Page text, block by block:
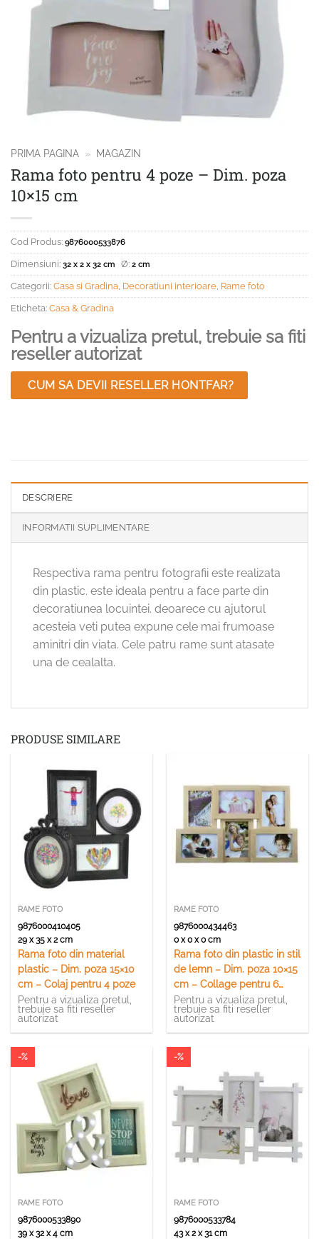
PRIMA PAGINA » MAGAZIN
Rama foto pentru 4 poze – Dim. poza
10×15 cm
Cod Produs: 9876000533876
Dimensiuni: 32 x 2 x 32 cm Ø: 2 cm
Categorii: Casa si Gradina Decoratiuni interioare Rame foto
Eticheta: Casa & Gradina
Pentru a vizualiza pretul, trebuie sa fiti
reseller autorizat
CUM SA DEVII RESELLER HONTFAR?
DESCRIERE
INFORMATII SUPLIMENTARE
Respectiva rama pentru fotografii este realizata
din plastic. este ideala pentru a face parte din
decoratiunea locuintei. deoarece cu ajutorul
acesteia veti putea expune cele mai frumoase
aminitri din viata. Cele patru rame sunt atasate
una de cealalta.
PRODUSE SIMILARE
RAME FOTO
9876000410405
29 x 35 x 2 cm
Rama foto din material
plastic – Dim. poza 15×10
cm – Colaj pentru 4 poze
Pentru a vizualiza pretul,
trebuie sa fiti reseller
autorizat
RAME FOTO
9876000434463
0 x 0 x 0 cm
Rama foto din plastic in stil
de lemn – Dim. poza 10×15
cm – Collage pentru 6
poze
Pentru a vizualiza pretul,
trebuie sa fiti reseller
autorizat
-%
RAME FOTO
9876000533890
39 x 32 x 4 cm
-%
RAME FOTO
9876000533784
43 x 2 x 31 cm